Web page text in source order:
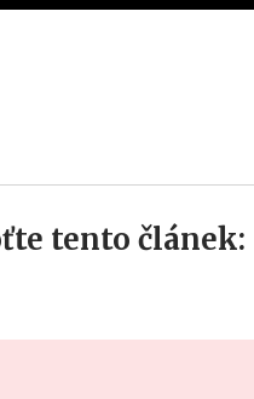
tento článek: